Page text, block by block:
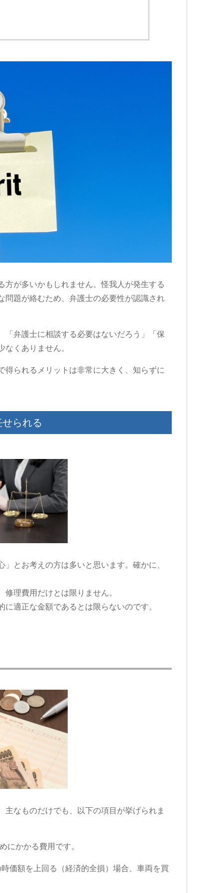
が多いかもしれません。怪我人が発生する
問題が絡むため、弁護士の必要性が認識され
「弁護士に相談する必要はないだろう」「保
くありません。
られるメリットは非常に大きく、知らずに
られる
とお考えの方は多いと思います。確かに、
理費用だけとは限りません。
適正な金額であるとは限らないのです。
なものだけでも、以下の項目が挙げられま
にかかる費用です。
価額を上回る（経済的全損）場合、車両を買